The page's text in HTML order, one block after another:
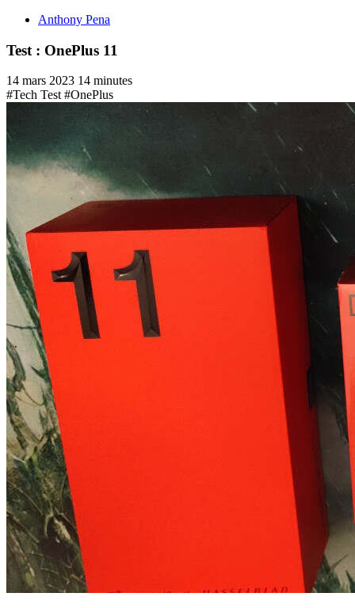
Anthony Pena
Test : OnePlus 11
14 mars 2023 14 minutes
#Tech Test #OnePlus